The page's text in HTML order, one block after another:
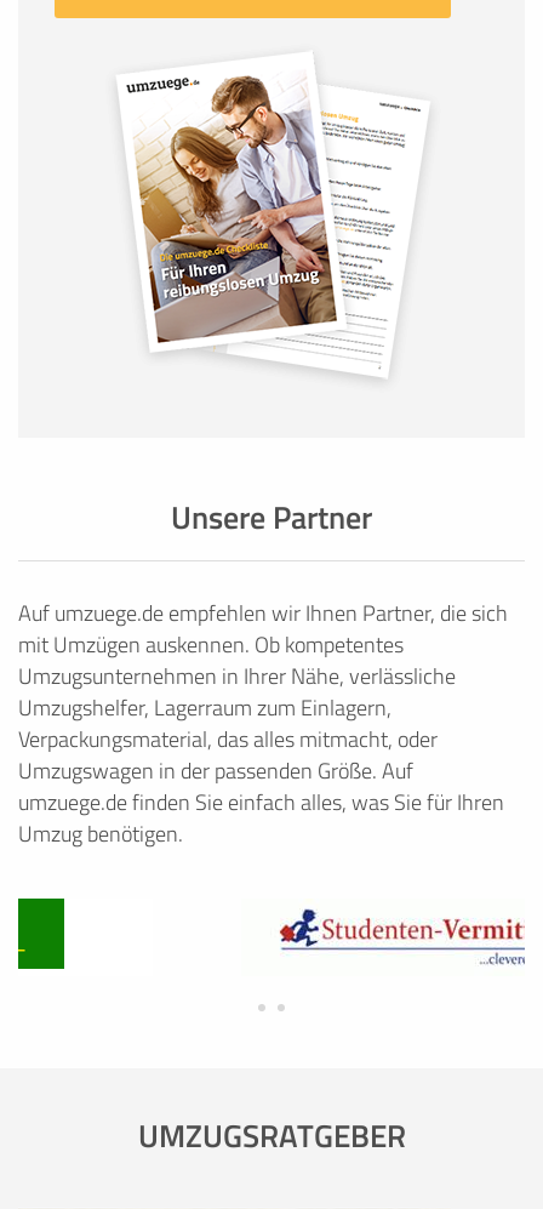
Unsere Partner
Auf umzuege.de empfehlen wir Ihnen Partner, die sich
mit Umzügen auskennen. Ob kompetentes
Umzugsunternehmen in Ihrer Nähe, verlässliche
Umzugshelfer, Lagerraum zum Einlagern,
Verpackungsmaterial, das alles mitmacht, oder
Umzugswagen in der passenden Größe. Auf
umzuege.de finden Sie einfach alles, was Sie für Ihren
Umzug benötigen.
UMZUGSRATGEBER